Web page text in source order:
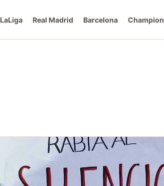
LaLiga Real Madrid Barcelona